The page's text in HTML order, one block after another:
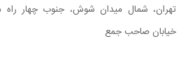
تهران، شمال میدان شوش، جنوب چهار راه
خیابان صاحب جمع